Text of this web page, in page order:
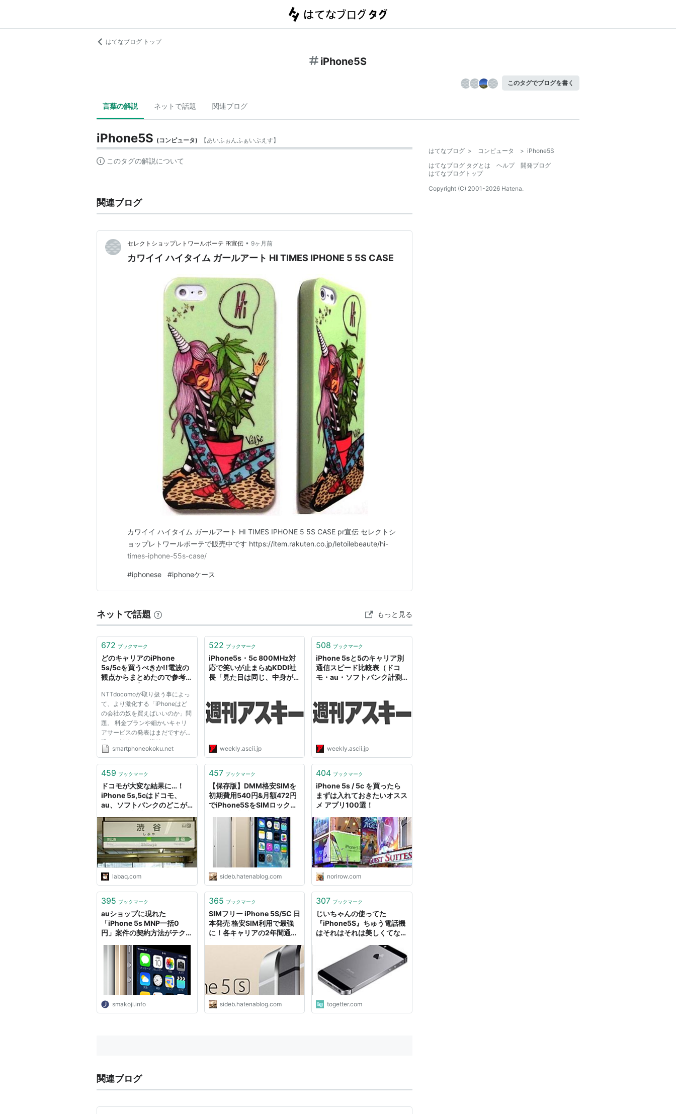
はてなブログ トップ
iPhone5S
このタグでブログを書く
言葉の解説 ネットで話題 関連ブログ
iPhone5S (コンピュータ) 【あいふぉんふぁいぶえす】
このタグの解説について
関連ブログ
セレクトショップレトワールボーテ ㏚宣伝 • 9ヶ月前
カワイイ ハイタイム ガールアート HI TIMES IPHONE 5 5S CASE
カワイイ ハイタイム ガールアート HI TIMES IPHONE 5 5S CASE pr宣伝 セレクトシ
ョップレトワールボーテで販売中です https://item.rakuten.co.jp/letoilebeaute/hi-
times-iphone-55s-case/
#iphonese #iphoneケース
ネットで話題 もっと見る
672 ブックマーク
どのキャリアのiPhone
5s/5cを買うべきか!!電波の
観点からまとめたので参考に
王国!!
NTTdocomoが取り扱う事によっ
て、より激化する「iPhoneはど
の会社の奴を買えばいいのか」問
題。 料金プランや細かいキャリ
アサービスの発表はまだですが、
恐らく料金はほぼ横並び、キャリ
アサービスもiPhoneにとっては
で、無視出来る差として…。 今回
の観点...
smartphoneokoku.net
522 ブックマーク
iPhone5s・5c 800MHz対
応で笑いが止まらぬKDDI社
長「見た目は同じ、中身が違
weekly.ascii.jp
508 ブックマーク
iPhone 5sと5のキャリア別
通信スピード比較表（ドコ
モ・au・ソフトバンク計測
weekly.ascii.jp
459 ブックマーク
ドコモが大変な結果に…！
iPhone 5s,5cはドコモ、
au、ソフトバンクのどこが
度を比較してみました : らば
Q
labaq.com
457 ブックマーク
【保存版】DMM格安SIMを
初期費用540円&月額472円
でiPhone5SをSIMロック解
休日副業で月10万円以上目
sideb.hatenablog.com
404 ブックマーク
iPhone 5s / 5c を買ったら
まずは入れておきたいオスス
メ アプリ100選！
norirow.com
395 ブックマーク
auショップに現れた
「iPhone 5s MNP一括0
円」案件の契約方法がテクニ
smakoji.info
365 ブックマーク
SIMフリー iPhone 5S/5C 日
本発売 格安SIM利用で最強
に！各キャリアの2年間通信
ラリーマン休日副業で月10
万円以上目指すページ
sideb.hatenablog.com
307 ブックマーク
じいちゃんの使ってた
『iPhone5S』ちゅう電話機
はそれはそれは美しくてな…
モデル」「このサイズで出し
て欲しい」
togetter.com
関連ブログ
はてなブログ > コンピュータ > iPhone5S
はてなブログ タグとは
ヘルプ
開発ブログ
はてなブログトップ
Copyright (C) 2001-2026 Hatena.